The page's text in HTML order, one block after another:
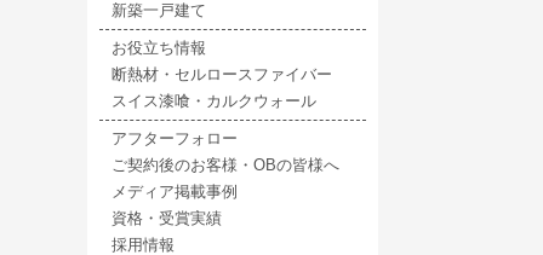
新築一戸建て
お役立ち情報
断熱材・セルロースファイバー
スイス漆喰・カルクウォール
アフターフォロー
ご契約後のお客様・OBの皆様へ
メディア掲載事例
資格・受賞実績
採用情報